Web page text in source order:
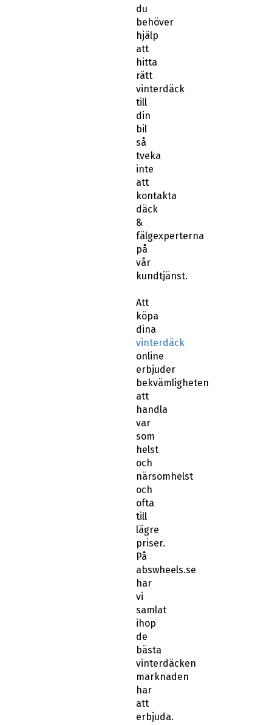
behöver
hjälp
att
hitta
rätt
vinterdäck
till
din
bil
så
tveka
inte
att
kontakta
däck
&
fälgexperterna
på
vår
kundtjänst.
köpa
dina
vinterdäck
online
erbjuder
bekvämligheten
att
handla
var
som
helst
och
närsomhelst
och
ofta
till
lägre
priser.
På
abswheels.se
har
vi
samlat
ihop
de
bästa
vinterdäcken
marknaden
har
att
erbjuda.
På